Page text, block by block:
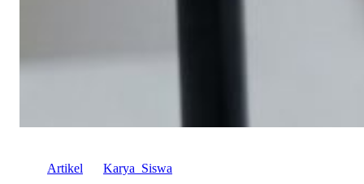
Artikel Karya_Siswa